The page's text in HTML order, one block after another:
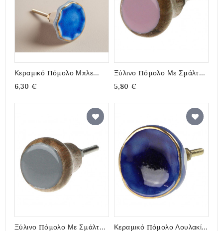
Κεραμικό Πόμολο Μπλε
Λουλούδι Με Χρυσή Ρίγα
4,5εκ
6,30 €
Ξύλινο Πόμολο Με Σμάλτο
Ροζ 3,5εκ
5,80 €
Ξύλινο Πόμολο Με Σμάλτο
Κεραμικό Πόμολο Λουλακί